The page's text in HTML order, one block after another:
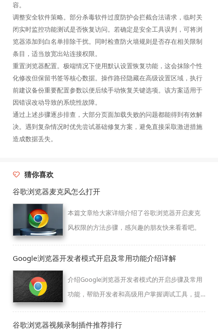
容。
调整安全软件策略。部分杀毒软件过度防护会拦截合法请求，临时关
闭实时监控功能测试是否恢复访问。若确定是安全工具误判，可将浏
览器添加到白名单排除干扰。同时检查防火墙规则是否存在相关限制
条目，适当放宽出站连接权限。
重置浏览器配置。极端情况下使用默认设置恢复功能，这会抹除个性
化修改但保留书签等核心数据。操作路径隐藏在高级设置区域，执行
前建议备份重要配置参数以便后续手动恢复关键选项。该方案适用于
因错误改动导致的系统性故障。
通过上述步骤逐步排查，大部分页面加载失败的问题都能得到有效解
决。遇到复杂情况时优先尝试基础修复方案，避免直接采取激进措施
造成数据丢失。
猜你喜欢
谷歌浏览器麦克风怎么打开
本篇文章给大家详细介绍了谷歌浏览器开启麦克
风权限的方法步骤，感兴趣的朋友快来看看吧。
Google浏览器开发者模式开启及常用功能介绍详解
介绍Google浏览器开发者模式的开启步骤及常用
功能，帮助开发者和高级用户掌握调试工具，提
谷歌浏览器视频录制插件推荐排行